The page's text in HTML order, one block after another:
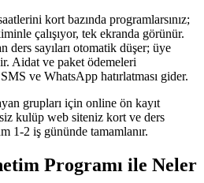
kort bazında programlarsınız;
çalışıyor, tek ekranda görünür.
ders sayıları otomatik düşer; üye
Aidat ve paket ödemeleri
ve WhatsApp hatırlatması gider.
grupları için online ön kayıt
kulüp web siteniz kort ve ders
1-2 iş gününde tamamlanır.
Programı ile Neler